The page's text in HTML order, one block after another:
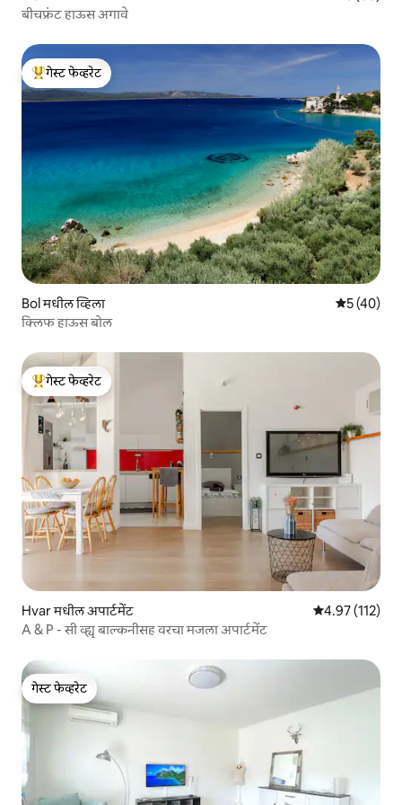
बीचफ्रंट हाऊस अगावे
टॉप गेस्ट फेव्हरेट
गेस्ट फेव्हरेट
Bol मधील व्हिला 5 पैकी 5
5 (40)
क्लिफ हाऊस बोल
टॉप गेस्ट फेव्हरेट
गेस्ट फेव्हरेट
Hvar मधील अपार्टमेंट 5 पैकी 4.97
4.97 (112)
A & P - सी व्ह्यू बाल्कनीसह वरचा मजला अपार्टमेंट
गेस्ट फेव्हरेट
गेस्ट फेव्हरेट